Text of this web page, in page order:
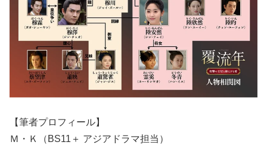
【筆者プロフィール】
Ｍ・Ｋ（BS11＋ アジアドラマ担当）